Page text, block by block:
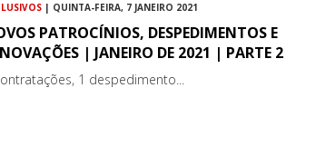
| QUINTA-FEIRA, 7 JANEIRO 2021
PATROCÍNIOS, DESPEDIMENTOS E
| JANEIRO DE 2021 | PARTE 2
1 despedimento...